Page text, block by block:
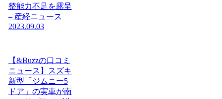
整能力不足を露呈
– 産経ニュース
2023.09.03
【&Buzzの口コミ
ニュース】スズキ
新型「ジムニー5
ドア」の実車が南